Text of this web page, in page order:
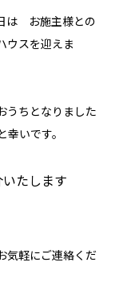
は お施主様との
ウスを迎えま
うちとなりました
いです。
たします
軽にご連絡くだ